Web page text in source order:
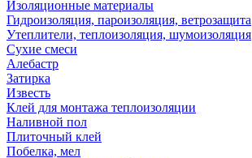
Изоляционные материалы
Гидроизоляция, пароизоляция, ветрозащита
Утеплители, теплоизоляция, шумоизоляция
Сухие смеси
Алебастр
Затирка
Известь
Клей для монтажа теплоизоляции
Наливной пол
Плиточный клей
Побелка, мел